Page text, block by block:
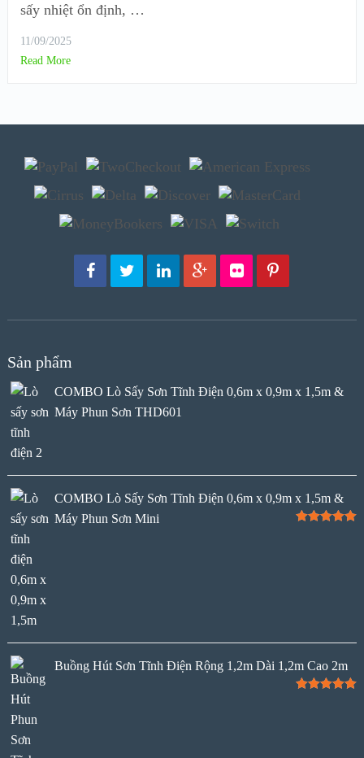
sấy nhiệt ổn định, …
11/09/2025
Read More
Sản phẩm
COMBO Lò Sấy Sơn Tĩnh Điện 0,6m x 0,9m x 1,5m &
Máy Phun Sơn THD601
COMBO Lò Sấy Sơn Tĩnh Điện 0,6m x 0,9m x 1,5m &
Máy Phun Sơn Mini
Buồng Hút Sơn Tĩnh Điện Rộng 1,2m Dài 1,2m Cao 2m